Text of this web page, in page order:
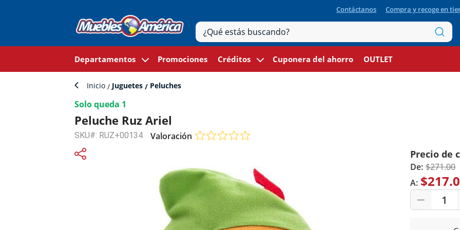
Contáctanos Compra y recoge en
Departamentos Promociones Créditos Cuponera del ahorro OUTLET
Inicio Juguetes Peluches
Solo queda 1
Peluche Ruz Ariel
SKU#: RUZ+00134 Valoración
Precio de
De: $271.00
A:
1